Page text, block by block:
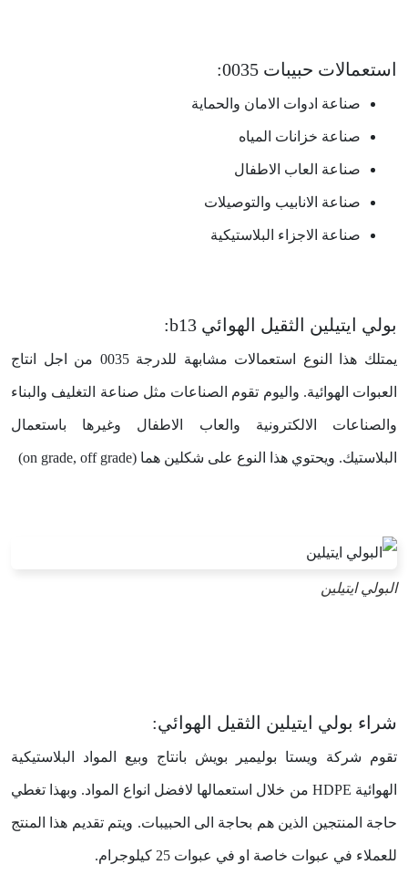
استعمالات حبيبات 0035:
صناعة ادوات الامان والحماية
صناعة خزانات المياه
صناعة العاب الاطفال
صناعة الانابيب والتوصيلات
صناعة الاجزاء البلاستيكية
بولي ايتيلين الثقيل الهوائي b13:
يمتلك هذا النوع استعمالات مشابهة للدرجة 0035 من اجل انتاج
العبوات الهوائية. واليوم تقوم الصناعات مثل صناعة التغليف والبناء
والصناعات الالكترونية والعاب الاطفال وغيرها باستعمال
البلاستيك. ويحتوي هذا النوع على شكلين هما (on grade, off grade)
البولي ايتيلين
شراء بولي ايتيلين الثقيل الهوائي:
تقوم شركة ويستا بوليمير بويش بانتاج وبيع المواد البلاستيكية
الهوائية HDPE من خلال استعمالها لافضل انواع المواد. وبهذا تغطي
حاجة المنتجين الذين هم بحاجة الى الحبيبات. ويتم تقديم هذا المنتج
للعملاء في عبوات خاصة او في عبوات 25 كيلوجرام.